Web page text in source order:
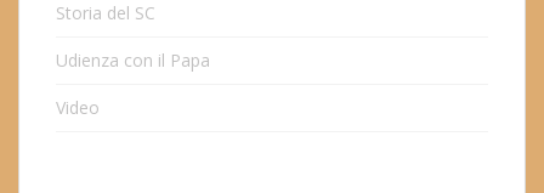
Storia del SC
Udienza con il Papa
Video